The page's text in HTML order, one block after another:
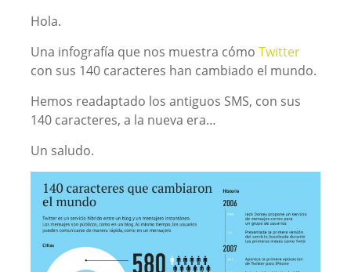
Hola.
Una infografía que nos muestra cómo Twitter
con sus 140 caracteres han cambiado el mundo.
Hemos readaptado los antiguos SMS, con sus
140 caracteres, a la nueva era…
Un saludo.